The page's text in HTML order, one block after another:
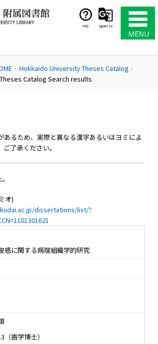
FAQ Japanese
chevron_right Hokkaido University Theses Catalog chevron_right
Catalog Search results
あるため、実際と異なる漢字あるいはヨミによ
了承ください。
オ)
dissertations/list/?
癌に関する病理組織学的研究
歯学博士）